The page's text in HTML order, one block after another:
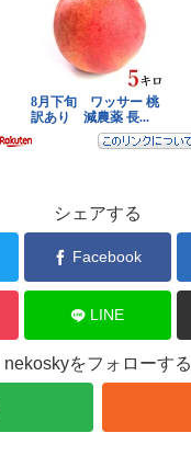
シェアする
Facebook
LINE
nekoskyをフォローする